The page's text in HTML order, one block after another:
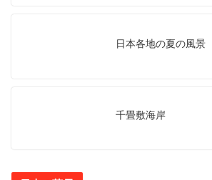
日本各地の夏の風景
千畳敷海岸